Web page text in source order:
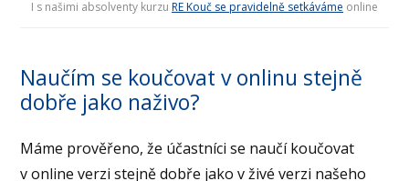
I s našimi absolventy kurzu RE Kouč se pravidelně setkáváme online
Naučím se koučovat v onlinu stejně
dobře jako naživo?
Máme prověřeno, že účastníci se naučí koučovat
v online verzi stejně dobře jako v živé verzi našeho